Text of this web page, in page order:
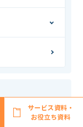
サービス資料・
お役立ち資料